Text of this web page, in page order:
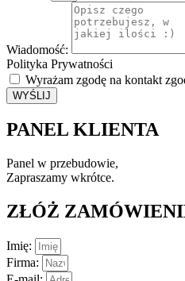
Wiadomość:
Polityka Prywatności
Wyrażam zgodę na kontakt
WYŚLIJ
PANEL KLIENTA
Panel w przebudowie,
Zapraszamy wkrótce.
ZŁÓŻ
Imię:
Firma: